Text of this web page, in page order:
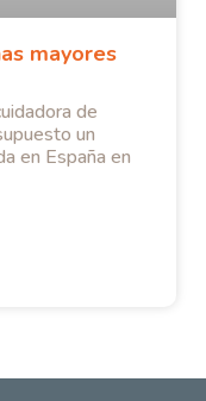
mayores
de
un
en España en